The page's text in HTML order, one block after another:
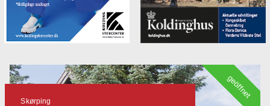
Skørping
geöffnet